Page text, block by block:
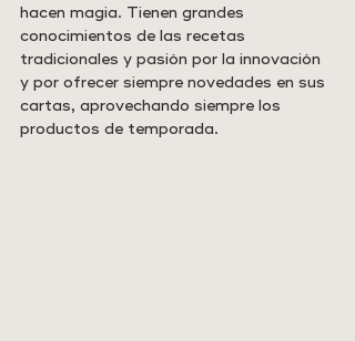
hacen magia. Tienen grandes
conocimientos de las recetas
tradicionales y pasión por la innovación
y por ofrecer siempre novedades en sus
cartas, aprovechando siempre los
productos de temporada.